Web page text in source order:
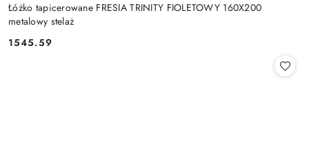
Łóżko tapicerowane FRESIA TRINITY FIOLETOWY 160X200
metalowy stelaż
Cena:
1545.59